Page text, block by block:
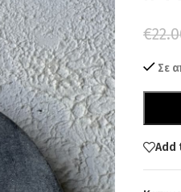
€
Σε
Add